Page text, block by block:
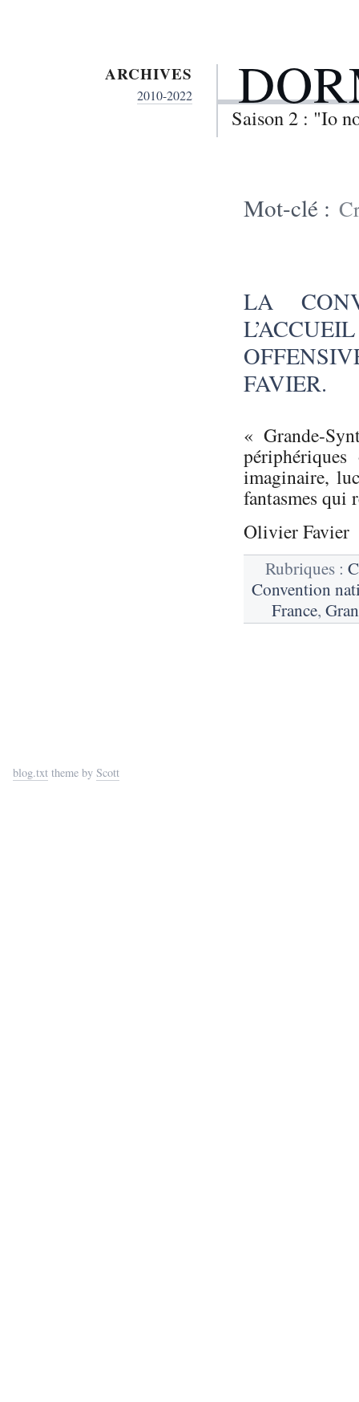
Saison 2 : "Io
Mot-clé :
LA
FAVIER.
« Grande-
imaginaire,
fantasmes qui
Olivier Favier
Rubriques :
Convention
France,
ARCHIVES
2010-2022
blog.txt theme by Scott